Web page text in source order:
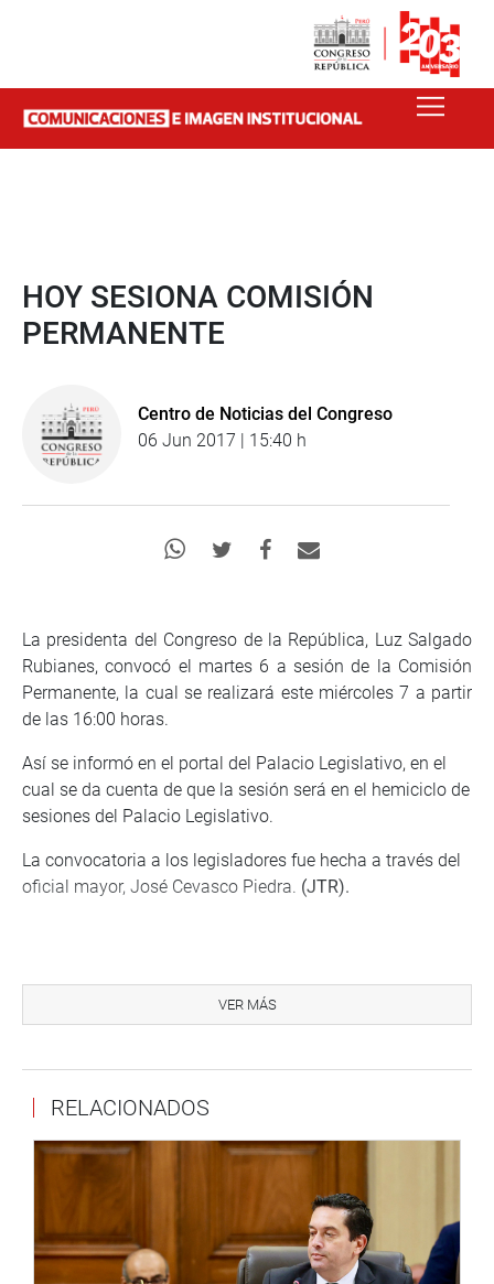
HOY SESIONA COMISIÓN
PERMANENTE
Centro de Noticias del Congreso
06 Jun 2017 | 15:40 h
La presidenta del Congreso de la República, Luz Salgado
Rubianes, convocó el martes 6 a sesión de la Comisión
Permanente, la cual se realizará este miércoles 7 a partir
de las 16:00 horas.
Así se informó en el portal del Palacio Legislativo, en el
cual se da cuenta de que la sesión será en el hemiciclo de
sesiones del Palacio Legislativo.
La convocatoria a los legisladores fue hecha a través del
oficial mayor, José Cevasco Piedra. (JTR).
Puede encontrar más información en nuestra página web
Facebook:
https://twitter.com/congresoperu
Youtube:http://www.youtube.com/congresoperu
VER MÁS
RELACIONADOS